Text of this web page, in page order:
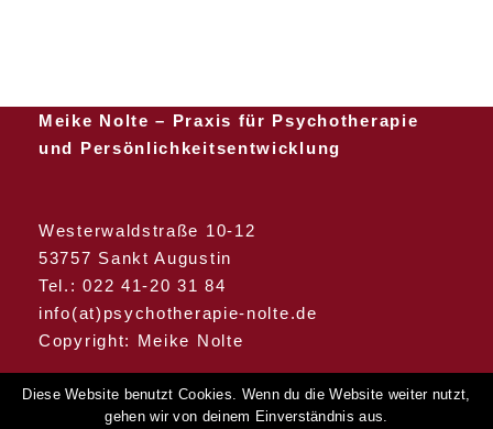
Meike Nolte – Praxis für Psychotherapie
und Persönlichkeitsentwicklung
Westerwaldstraße 10-12
53757 Sankt Augustin
Tel.:022 41-20 31 84
info(at)psychotherapie-nolte.de
Copyright: Meike Nolte
Diese Website benutzt Cookies. Wenn du die Website weiter nutzt,
gehen wir von deinem Einverständnis aus.